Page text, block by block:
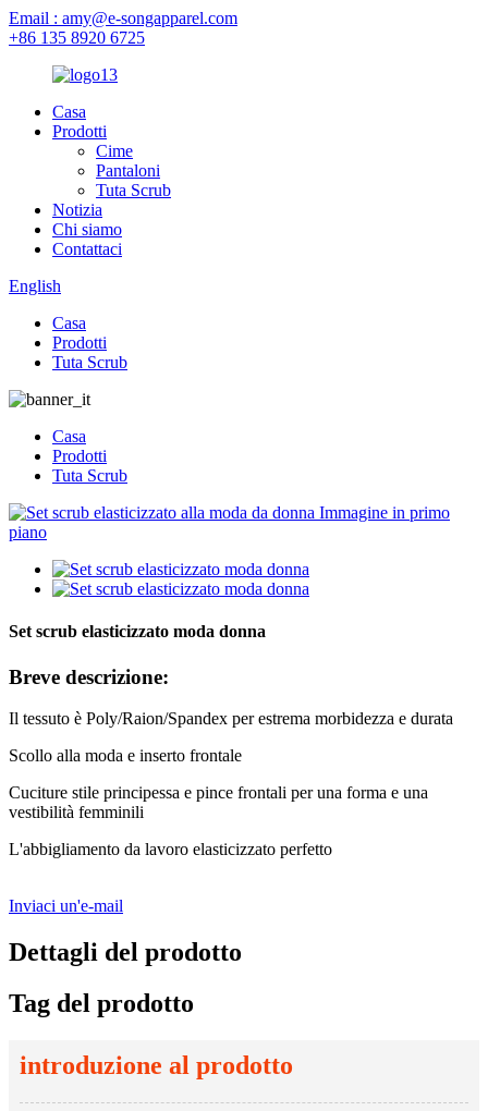
Email : amy@e-songapparel.com
+86 135 8920 6725
Casa
Prodotti
Cime
Pantaloni
Tuta Scrub
Notizia
Chi siamo
Contattaci
English
Casa
Prodotti
Tuta Scrub
Casa
Prodotti
Tuta Scrub
Set scrub elasticizzato moda donna
Breve descrizione:
Il tessuto è Poly/Raion/Spandex per estrema morbidezza e durata
Scollo alla moda e inserto frontale
Cuciture stile principessa e pince frontali per una forma e una
vestibilità femminili
L'abbigliamento da lavoro elasticizzato perfetto
Inviaci un'e-mail
Dettagli del prodotto
Tag del prodotto
introduzione al prodotto